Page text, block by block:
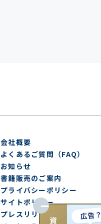
会社概要
よくあるご質問（FAQ）
お知らせ
書籍販売のご案内
プライバシーポリシー
サイトポリシー
プレスリリース取扱基準